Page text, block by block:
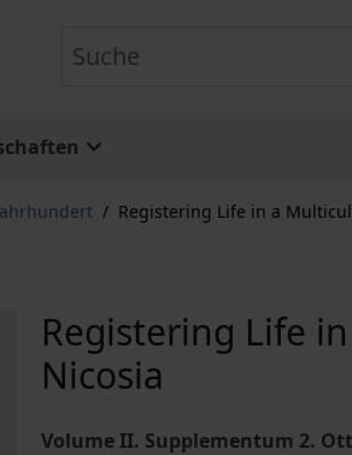
/ Registering Life in a
Registering Life
Nicosia
Volume II. Supplementum 2.